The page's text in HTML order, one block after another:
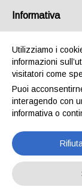
OWL
Informativa
Utilizziamo i
informazioni
visitatori come
Puoi
interagendo con
informativa o